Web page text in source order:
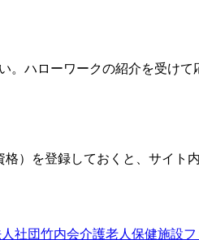
ハローワークの紹介を受けて
）を登録しておくと、サイト
団竹内会介護老人保健施設フ